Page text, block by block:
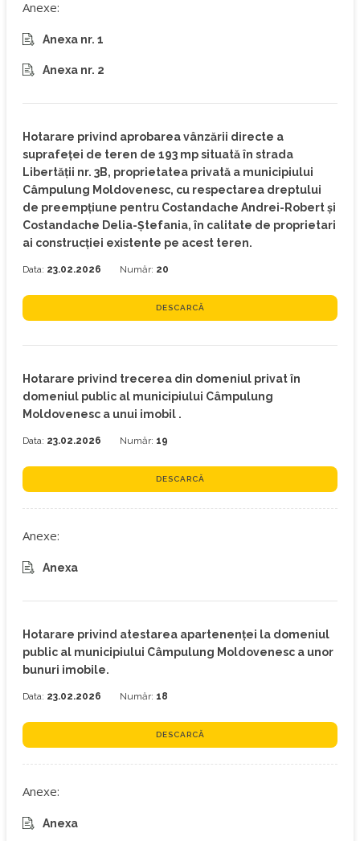
Anexe:
Anexa nr. 1
Anexa nr. 2
Hotarare privind aprobarea vânzării directe a
suprafeței de teren de 193 mp situată în strada
Libertății nr. 3B, proprietatea privată a municipiului
Câmpulung Moldovenesc, cu respectarea dreptului
de preempțiune pentru Costandache Andrei-Robert și
Costandache Delia-Ștefania, în calitate de proprietari
ai construcției existente pe acest teren.
Data: 23.02.2026 Număr: 20
DESCARCĂ
Hotarare privind trecerea din domeniul privat în
domeniul public al municipiului Câmpulung
Moldovenesc a unui imobil .
Data: 23.02.2026 Număr: 19
DESCARCĂ
Anexe:
Anexa
Hotarare privind atestarea apartenenței la domeniul
public al municipiului Câmpulung Moldovenesc a unor
bunuri imobile.
Data: 23.02.2026 Număr: 18
DESCARCĂ
Anexe:
Anexa